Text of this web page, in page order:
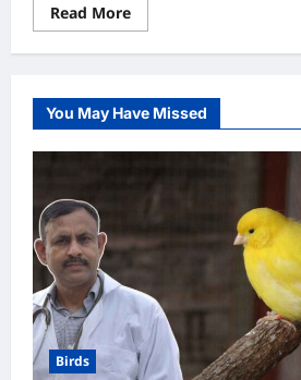
Read MoreRead
more
बारिश
की
सेहत
का
रखें
ख्याल,
जानिए
हर्बल
दवाइयाँ
हैं
सबसे
असरदार
You May Have Missed
Birds